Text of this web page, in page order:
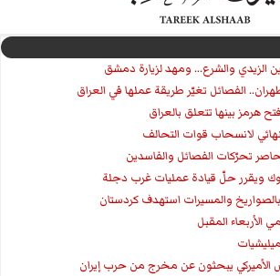
الزيدي والشرع... ومهد لزيارة دمشق
الفصائل تغيّر طريقة عملها في العراق
تحرّكات الفصائل والفاسدين
ويقرر حلّ قيادة عمليات غرب دجلة
والمسيرات استهدف كردستان
الأربعاء المقبل
الأميركي يبحثون عن مخرج من حرب إيران